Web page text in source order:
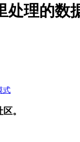
处理的数
式
。